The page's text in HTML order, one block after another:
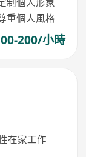
重個人風格
200/小時
在家工作